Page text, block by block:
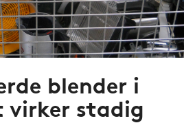
blender i
stadig